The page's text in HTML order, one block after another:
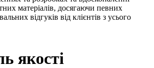
матеріалів, досягаючи певних
відгуків від клієнтів з усього
якості